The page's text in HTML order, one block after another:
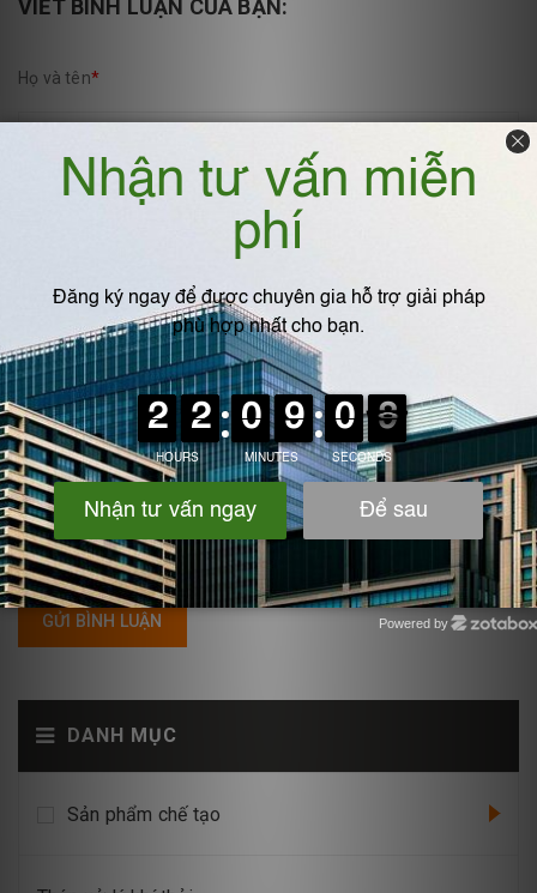
DANH MỤC
Sản phẩm chế tạo
VIẾT BÌNH LUẬN CỦA BẠN:
Họ và tên*
Viết bình luận
GỬI BÌNH LUẬN
Powered by